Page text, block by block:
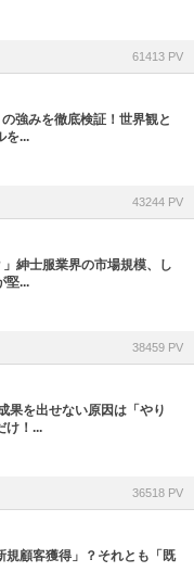
61413 PV
強みを徹底検証！世界観と
を...
43244 PV
紳士服業界の市場規模、し
堅...
38459 PV
果を出せない原因は「やり
け！...
36518 PV
規顧客獲得」？それとも「既